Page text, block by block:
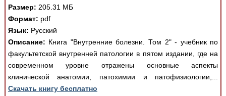
Размер: 205.31 МБ
Формат: pdf
Язык: Русский
Описание: Книга "Внутренние болезни. Том 2" - учебник по
факультетской внутренней патологии в пятом издании, где на
современном уровне отражены основные аспекты
клинической анатомии, патохимии и патофизиологии,...
Скачать книгу бесплатно